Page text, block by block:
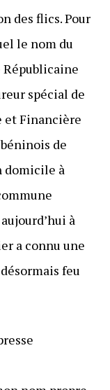
des flics. Pour
le nom du
Républicaine
spécial de
et Financière
de
domicile à
à
a connu une
feu